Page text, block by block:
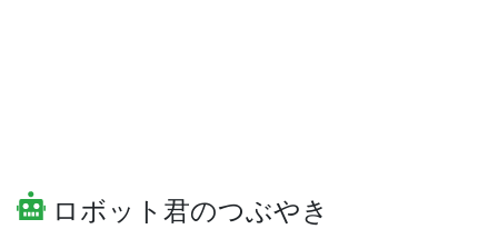
ロボット君のつぶやき